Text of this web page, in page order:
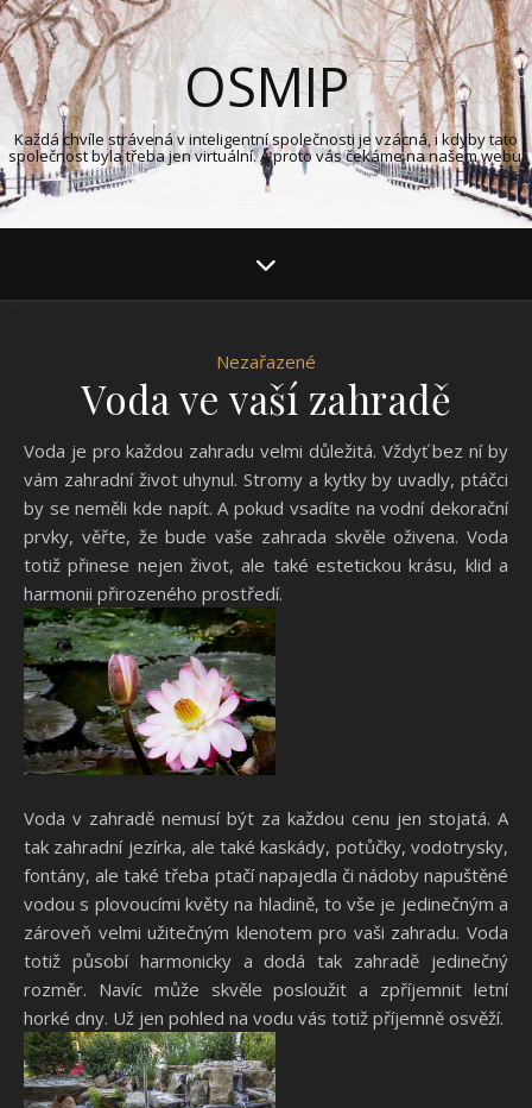
OSMIP
Každá chvíle strávená v inteligentní společnosti je vzácná, i kdyby tato
společnost byla třeba jen virtuální. A proto vás čekáme na našem webu.
Nezařazené
Voda ve vaší zahradě
Voda je pro každou zahradu velmi důležitá. Vždyť bez ní by
vám zahradní život uhynul. Stromy a kytky by uvadly, ptáčci
by se neměli kde napít. A pokud vsadíte na vodní dekorační
prvky, věřte, že bude vaše zahrada skvěle oživena. Voda
totiž přinese nejen život, ale také estetickou krásu, klid a
harmonii přirozeného prostředí.
Voda v zahradě nemusí být za každou cenu jen stojatá. A
tak zahradní jezírka, ale také kaskády, potůčky, vodotrysky,
fontány, ale také třeba ptačí napajedla či nádoby napuštěné
vodou s plovoucími květy na hladině, to vše je jedinečným a
zároveň velmi užitečným klenotem pro vaši zahradu. Voda
totiž působí harmonicky a dodá tak zahradě jedinečný
rozměr. Navíc může skvěle posloužit a zpříjemnit letní
horké dny. Už jen pohled na vodu vás totiž příjemně osvěží.